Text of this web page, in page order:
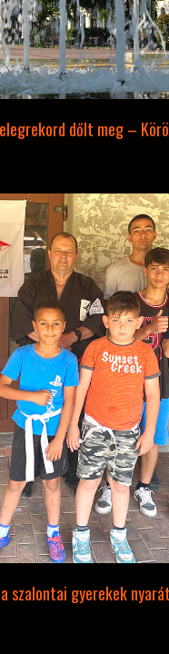
dőlt meg –
szalontai gyerekek